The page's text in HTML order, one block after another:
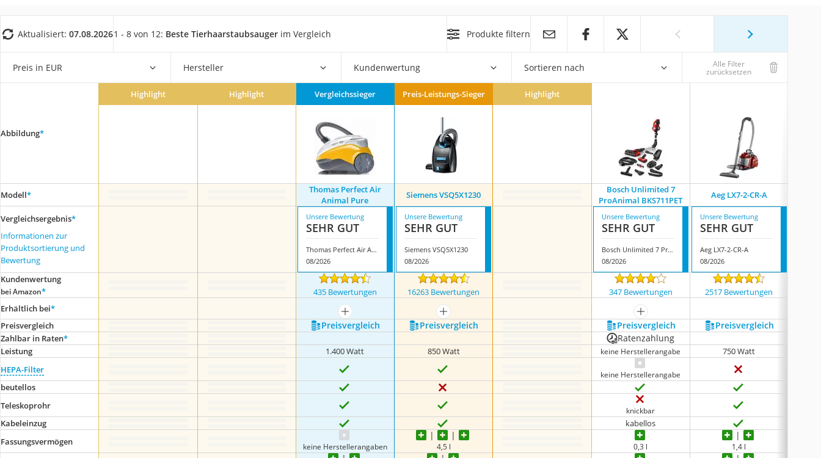
Nespresso-Maschine
Service
Aktualisiert: 07.08.20261 - 8 von 12: Beste Tierhaarstaubsauger im Vergleich Produkte filtern
Preis in EUR Hersteller Kundenwertung Sortieren nach Alle Filter
zurücksetzen
Abbildung*
Highlight Highlight Vergleichssieger Preis-Leistungs-Sieger Highlight
Modell*
Thomas Perfect Air
Animal Pure
Siemens VSQ5X1230
Bosch Unlimited 7
ProAnimal BKS711PET
Aeg LX7-2-CR-A
Vergleichsergebnis*
Informationen zur
Produktsortierung und
Bewertung
Unsere Bewertung
SEHR GUT
Thomas Perfect Air Animal Pure
08/2026
Unsere Bewertung
SEHR GUT
Siemens VSQ5X1230
08/2026
Unsere Bewertung
SEHR GUT
Bosch Unlimited 7 ProAnimal BKS711PET
08/2026
Unsere Bewertung
SEHR GUT
Aeg LX7-2-CR-A
08/2026
Kundenwertung
bei Amazon* 435 Bewertungen 16263 Bewertungen 347 Bewertungen 2517 Bewertungen
Erhältlich bei*
mehr anzeigen mehr anzeigen
mehr anzeigen
Preis­vergleich
Preis­vergleich Preis­vergleich Preis­vergleich Preis­vergleich
Zahlbar in Raten* Ratenzahlung
Leistung 1.400 Watt 850 Watt keine Herstellerangabe
750 Watt
HEPA-Filter
keine Herstellerangabe
beutellos
Teleskoprohr
knickbar
Kabeleinzug
kabellos
Fassungsvermögen
keine Herstellerangaben 4,5 l 0,3 l 1,4 l